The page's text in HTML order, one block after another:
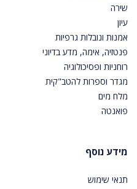
שירה
עיון
אמנות ונובלות גרפיות
פנטזיה, אימה, מדע בדיוני
רוחניות ופסיכולוגיה
מגדר וספרות להטב"קית
מלח מים
פואנטה
מידע נוסף
תנאי שימוש